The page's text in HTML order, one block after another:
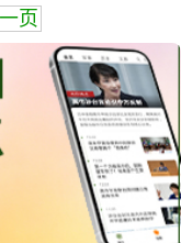
页